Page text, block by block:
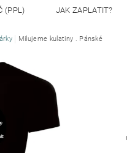
(PPL) JAK ZAPLATIT?
Milujeme kulatiny . Pánské